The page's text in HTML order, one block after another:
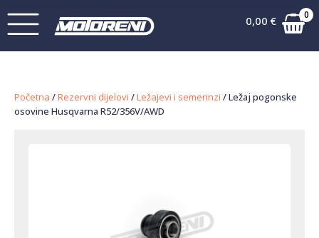
0,00 € 0
Početna /Rezervni dijelovi /Ležajevi i semerinzi / Ležaj pogonske
osovine Husqvarna R52/356V/AWD